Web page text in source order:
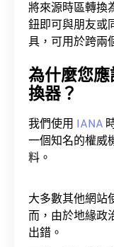
將來源時區轉換
鈕即可與朋友或
具，可用於跨兩
為什麼您
換器？
我們使用 IANA
一個知名的權威
料。
大多數其他網站
而，由於地緣政
出錯。